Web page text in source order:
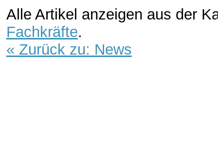
Alle Artikel anzeigen aus der
Fachkräfte.
« Zurück zu: News